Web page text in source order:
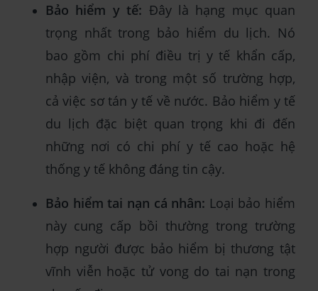
Bảo hiểm y tế: Đây là hạng mục quan
trọng nhất trong bảo hiểm du lịch. Nó
bao gồm chi phí điều trị y tế khẩn cấp,
nhập viện, và trong một số trường hợp,
cả việc sơ tán y tế về nước. Bảo hiểm y tế
du lịch đặc biệt quan trọng khi đi đến
những nơi có chi phí y tế cao hoặc hệ
thống y tế không đáng tin cậy.
Bảo hiểm tai nạn cá nhân: Loại bảo hiểm
này cung cấp bồi thường trong trường
hợp người được bảo hiểm bị thương tật
vĩnh viễn hoặc tử vong do tai nạn trong